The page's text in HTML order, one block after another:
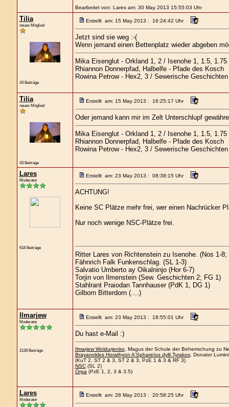
Bearbeitet von: Lares am: 30 May 2013 15:55:03 Uhr
Tilia
neues Mitglied
43 Beiträge
Erstellt am: 15 May 2013 : 16:24:42 Uhr
Jetzt sind sie weg :-(
Wenn jemand einen Bettenplatz wieder abgeben
Mika Eisenglut - Orkland 1, 2 / Isenohe 1, 1.5, 1.75
Rhiannon Donnerpfad, Halbelfe - Pfade des Kosch
Rowina Petrow - Hex2, 3 / Sewerische
Tilia
neues Mitglied
43 Beiträge
Erstellt am: 15 May 2013 : 16:25:17 Uhr
Oder jemand kann mir im Zelt Unterschlupf
Mika Eisenglut - Orkland 1, 2 / Isenohe 1, 1.5, 1.75
Rhiannon Donnerpfad, Halbelfe - Pfade des Kosch
Rowina Petrow - Hex2, 3 / Sewerische
Lares
Moderator
618 Beiträge
Erstellt am: 23 May 2013 : 08:38:15 Uhr
ACHTUNG!
Keine SC Plätze mehr frei, wer einen Nachrücker
Nur noch wenige NSC-Plätze frei.
Ritter Lares von Richtenstein zu Isenohe. (Nos 1-
Fähnrich Falk Funkenschlag. (SL 1-3)
Salvatio Umberto ay Oikalninjo (Hor 6-7)
Torjin von Ilmenstein (Sew. Geschichten 2; FG 1)
Stahlrant Praiodan Tannhauser (PdK 1, DG 1)
Gilborn Bitterdorn (....)
Ilmarjew
Moderator
2128 Beiträge
Erstellt am: 23 May 2013 : 18:55:01 Uhr
Du hast e-Mail :)
Ilmarjew Woldurjenko, Magus der Schule der Beherrschung zu
Brayanokles Horathyon A'Sphareïos dylli Tyrakos, Donator
(KuT 2, ST 2 & 3, ST 2 & 3, PzE 1 & 3 & RF 3)
NSC(SL 2)
Orga (PzE 1, 2, 3 & 3.5)
Lares
Moderator
Erstellt am: 28 May 2013 : 20:58:25 Uhr